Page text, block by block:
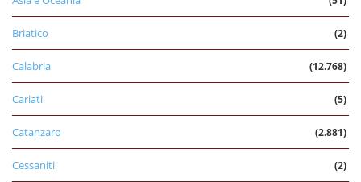
Briatico (2)
Calabria (12.768)
Cariati (5)
Catanzaro (2.881)
Cessaniti (2)